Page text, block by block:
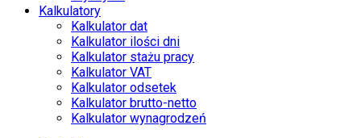
Kalkulatory
Kalkulator dat
Kalkulator ilości dni
Kalkulator stażu pracy
Kalkulator VAT
Kalkulator odsetek
Kalkulator brutto-netto
Kalkulator wynagrodzeń